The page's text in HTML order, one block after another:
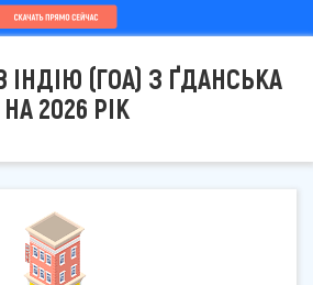
ІНДІЮ (ГОА) З ҐДАНСЬКА
НА 2026 РІК